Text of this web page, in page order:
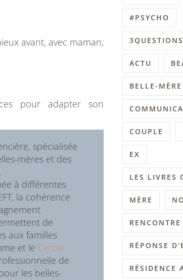
avant, avec maman,
pour adapter son
spécialisée
mères et des
à différentes
la cohérence
de
aux familles
et le Cercle
de
les belles-
#PSYCHO
ACTU
BELLE-MÈRE
COUPLE
EX
LES LIVRES
MÈRE
RENCONTRE
RÉPONSE
RÉSIDENCE